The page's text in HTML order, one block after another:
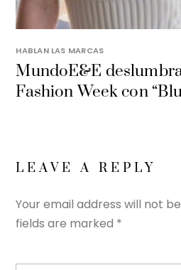
HABLAN LAS MARCAS
MundoE&E
Fashion Week con
LEAVE A REPLY
Your email address will not
fields are marked *